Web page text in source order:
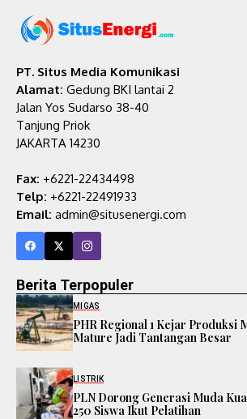
PT. Situs Media Komunikasi
Alamat: Gedung BKI lantai 2
Jalan Yos Sudarso 38-40
Tanjung Priok
JAKARTA 14230
Fax: +6221-22434498
Telp: +6221-22491933
Email: admin@situsenergi.com
Berita Terpopuler
MIGAS
PHR Regional 1 Kejar Produksi
Mature Jadi Tantangan Besar
LISTRIK
PLN Dorong Generasi Muda
250 Siswa Ikut Pelatihan